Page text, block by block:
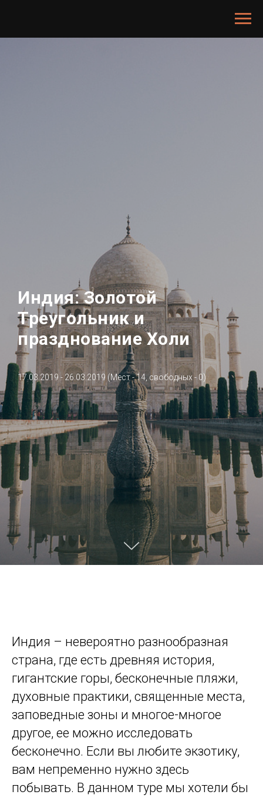
Индия: Золотой
Треугольник и
празднование Холи
17.03.2019 - 26.03.2019 (Мест - 14, свободных - 0)
Индия – невероятно разнообразная
страна, где есть древняя история,
гигантские горы, бесконечные пляжи,
духовные практики, священные места,
заповедные зоны и многое-многое
другое, ее можно исследовать
бесконечно. Если вы любите экзотику,
вам непременно нужно здесь
побывать. В данном туре мы хотели бы